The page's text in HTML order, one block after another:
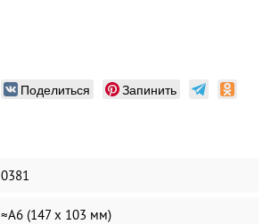
Поделиться Запинить
0381
≈А6 (147 х 103 мм)